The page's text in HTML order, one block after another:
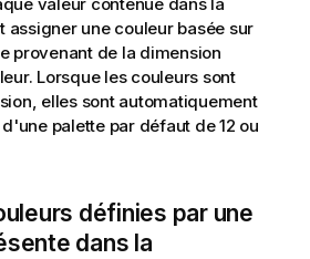
assigner une couleur basée sur
provenant de la dimension
Lorsque les couleurs sont
elles sont automatiquement
palette par défaut de 12 ou
définies par une
dans la